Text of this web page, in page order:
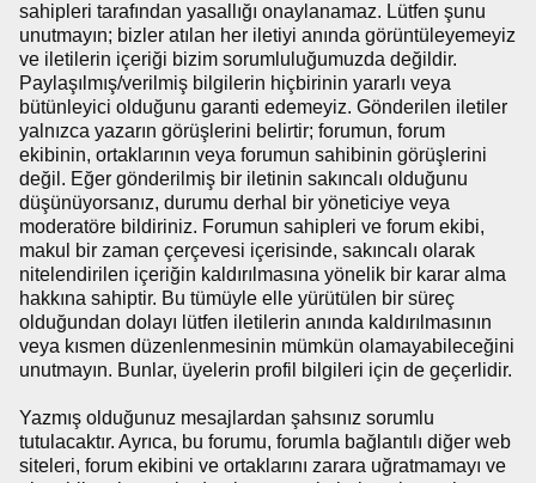
sahipleri tarafından yasallığı onaylanamaz. Lütfen şunu
unutmayın; bizler atılan her iletiyi anında görüntüleyemeyiz
ve iletilerin içeriği bizim sorumluluğumuzda değildir.
Paylaşılmış/verilmiş bilgilerin hiçbirinin yararlı veya
bütünleyici olduğunu garanti edemeyiz. Gönderilen iletiler
yalnızca yazarın görüşlerini belirtir; forumun, forum
ekibinin, ortaklarının veya forumun sahibinin görüşlerini
değil. Eğer gönderilmiş bir iletinin sakıncalı olduğunu
düşünüyorsanız, durumu derhal bir yöneticiye veya
moderatöre bildiriniz. Forumun sahipleri ve forum ekibi,
makul bir zaman çerçevesi içerisinde, sakıncalı olarak
nitelendirilen içeriğin kaldırılmasına yönelik bir karar alma
hakkına sahiptir. Bu tümüyle elle yürütülen bir süreç
olduğundan dolayı lütfen iletilerin anında kaldırılmasının
veya kısmen düzenlenmesinin mümkün olamayabileceğini
unutmayın. Bunlar, üyelerin profil bilgileri için de geçerlidir.
Yazmış olduğunuz mesajlardan şahsınız sorumlu
tutulacaktır. Ayrıca, bu forumu, forumla bağlantılı diğer web
siteleri, forum ekibini ve ortaklarını zarara uğratmamayı ve